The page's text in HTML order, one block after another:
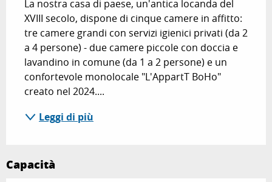
La nostra casa di paese, un'antica locanda del
XVIII secolo, dispone di cinque camere in affitto:
tre camere grandi con servizi igienici privati (da 2
a 4 persone) - due camere piccole con doccia e
lavandino in comune (da 1 a 2 persone) e un
confortevole monolocale "L'AppartT BoHo"
creato nel 2024....
Leggi di più
Capacità